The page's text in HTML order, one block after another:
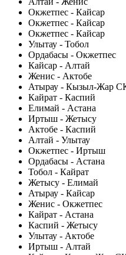
Окжетпес - Кайсар
Окжетпес - Кайсар
Окжетпес - Кайсар
Улытау - Тобол
Ордабасы - Окжетпес
Кайсар - Алтай
Женис - Актобе
Атырау - Кызыл-Жар
Кайрат - Каспий
Елимай - Астана
Иртыш - Жетысу
Актобе - Каспий
Алтай - Улытау
Окжетпес - Иртыш
Ордабасы - Астана
Тобол - Кайрат
Жетысу - Елимай
Атырау - Кайсар
Женис - Окжетпес
Кайрат - Астана
Каспий - Жетысу
Улытау - Актобе
Иртыш - Алтай